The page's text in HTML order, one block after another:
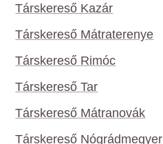
Társkereső Kazár
Társkereső Mátraterenye
Társkereső Rimóc
Társkereső Tar
Társkereső Mátranovák
Társkereső Nógrádmegyer